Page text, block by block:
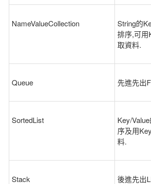
NameValueCollection
String的
排序,可用
取資料.
Queue 先進先出
SortedList
Key/
序及用
料.
Stack 後進先出